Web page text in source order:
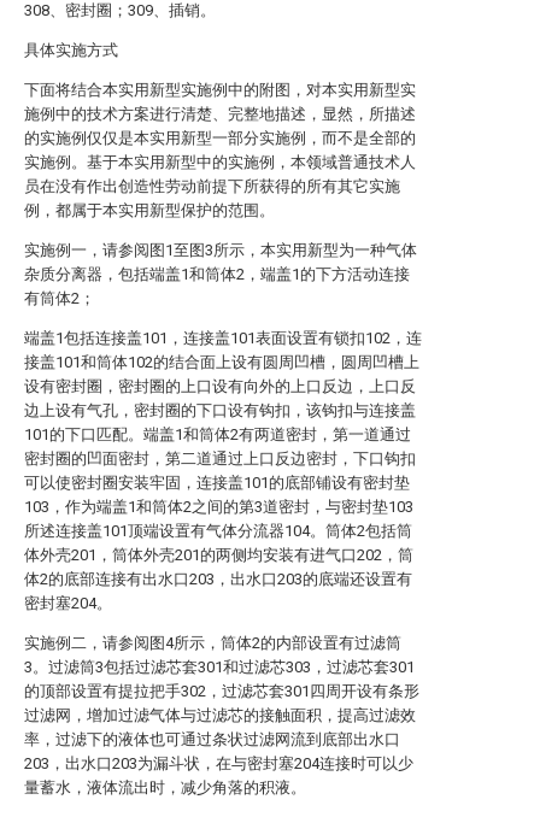
308、密封圈；309、插销。
具体实施方式
下面将结合本实用新型实施例中的附图，对本实用新型实
施例中的技术方案进行清楚、完整地描述，显然，所描述
的实施例仅仅是本实用新型一部分实施例，而不是全部的
实施例。基于本实用新型中的实施例，本领域普通技术人
员在没有作出创造性劳动前提下所获得的所有其它实施
例，都属于本实用新型保护的范围。
实施例一，请参阅图1至图3所示，本实用新型为一种气体
杂质分离器，包括端盖1和筒体2，端盖1的下方活动连接
有筒体2；
端盖1包括连接盖101，连接盖101表面设置有锁扣102，连
接盖101和筒体102的结合面上设有圆周凹槽，圆周凹槽上
设有密封圈，密封圈的上口设有向外的上口反边，上口反
边上设有气孔，密封圈的下口设有钩扣，该钩扣与连接盖
101的下口匹配。端盖1和筒体2有两道密封，第一道通过
密封圈的凹面密封，第二道通过上口反边密封，下口钩扣
可以使密封圈安装牢固，连接盖101的底部铺设有密封垫
103，作为端盖1和筒体2之间的第3道密封，与密封垫103
所述连接盖101顶端设置有气体分流器104。筒体2包括筒
体外壳201，筒体外壳201的两侧均安装有进气口202，筒
体2的底部连接有出水口203，出水口203的底端还设置有
密封塞204。
实施例二，请参阅图4所示，筒体2的内部设置有过滤筒
3。过滤筒3包括过滤芯套301和过滤芯303，过滤芯套301
的顶部设置有提拉把手302，过滤芯套301四周开设有条形
过滤网，增加过滤气体与过滤芯的接触面积，提高过滤效
率，过滤下的液体也可通过条状过滤网流到底部出水口
203，出水口203为漏斗状，在与密封塞204连接时可以少
量蓄水，液体流出时，减少角落的积液。